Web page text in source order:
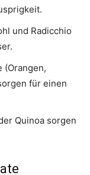
und Radicchio
(Orangen,
für einen
Quinoa sorgen